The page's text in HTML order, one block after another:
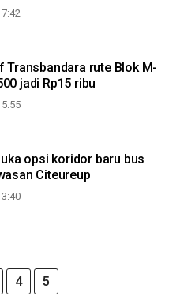
Transbandara rute Blok M-
jadi Rp15 ribu
opsi koridor baru bus
Citeureup
4 5